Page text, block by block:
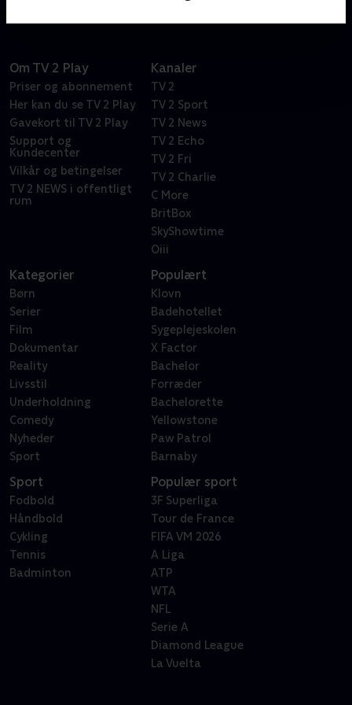
Om TV 2 Play
Priser og abonnement
Her kan du se TV 2 Play
Gavekort til TV 2 Play
Support og
Kundecenter
Vilkår og betingelser
TV 2 NEWS i offentligt
rum
Kanaler
TV 2
TV 2 Sport
TV 2 News
TV 2 Echo
TV 2 Fri
TV 2 Charlie
C More
BritBox
SkyShowtime
Oiii
Kategorier
Børn
Serier
Film
Dokumentar
Reality
Livsstil
Underholdning
Comedy
Nyheder
Sport
Populært
Klovn
Badehotellet
Sygeplejeskolen
X Factor
Bachelor
Forræder
Bachelorette
Yellowstone
Paw Patrol
Barnaby
Sport
Fodbold
Håndbold
Cykling
Tennis
Badminton
Populær sport
3F Superliga
Tour de France
FIFA VM 2026
A Liga
ATP
WTA
NFL
Serie A
Diamond League
La Vuelta